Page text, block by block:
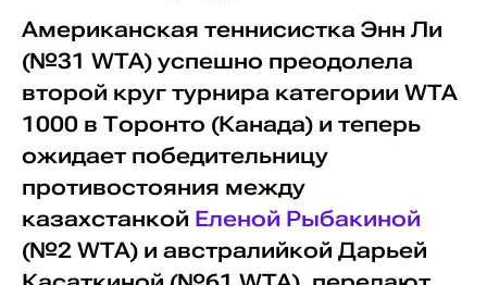
Американская теннисистка Энн Ли
(№31 WTA) успешно преодолела
второй круг турнира категории WTA
1000 в Торонто (Канада) и теперь
ожидает победительницу
противостояния между
казахстанкой Еленой Рыбакиной
(№2 WTA) и австралийкой Дарьей